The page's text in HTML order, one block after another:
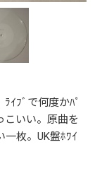
ｲﾌﾞで何度かﾊﾟ
こいい。原曲を
一枚。UK盤ﾎﾜｲ